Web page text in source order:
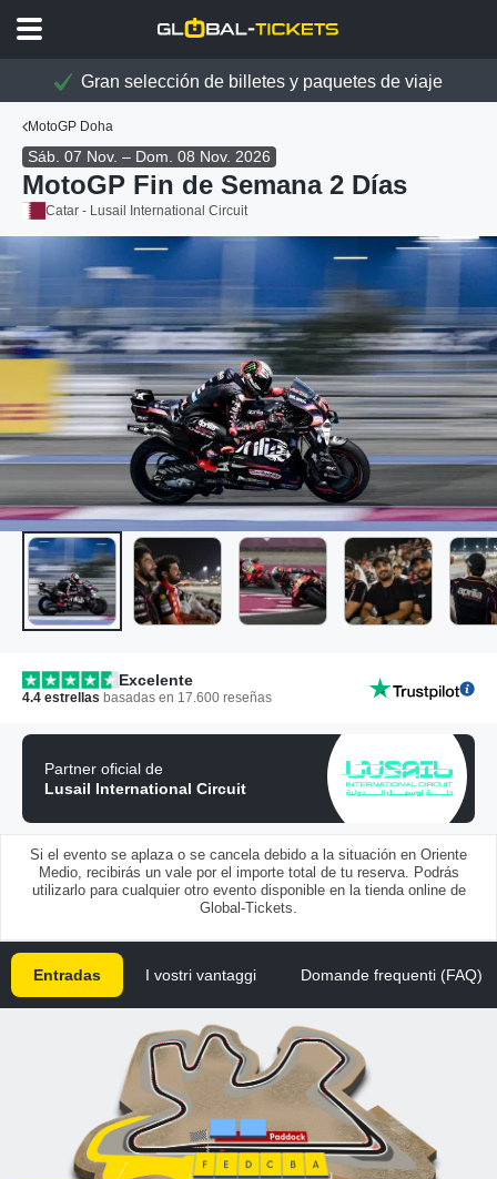
Gran selección de billetes y paquetes de viaje
MotoGP Doha
Sáb. 07 Nov. – Dom. 08 Nov. 2026
MotoGP Fin de Semana 2 Días
Catar - Lusail International Circuit
Excelente
4.4 estrellas basadas en 17.600 reseñas
Partner oficial de
Lusail International Circuit
Si el evento se aplaza o se cancela debido a la situación en Oriente
Medio, recibirás un vale por el importe total de tu reserva. Podrás
utilizarlo para cualquier otro evento disponible en la tienda online de
Global-Tickets.
Entradas I vostri vantaggi Domande frequenti (FAQ)